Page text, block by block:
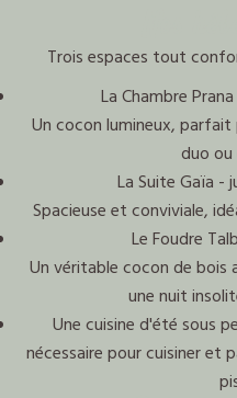
Trois espaces tout
La Chambre
Un cocon lumineux, parfait
duo
La Suite Gaïa -
Spacieuse et conviviale,
Le Foudre
Un véritable cocon de bois
une nuit
Une cuisine d'été sous
nécessaire pour cuisiner et